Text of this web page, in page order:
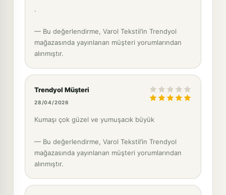
.
— Bu değerlendirme, Varol Tekstil’in Trendyol
mağazasında yayınlanan müşteri yorumlarından
alınmıştır.
Trendyol Müşteri
28/04/2026
Kumaşı çok güzel ve yumuşacık büyük
— Bu değerlendirme, Varol Tekstil’in Trendyol
mağazasında yayınlanan müşteri yorumlarından
alınmıştır.